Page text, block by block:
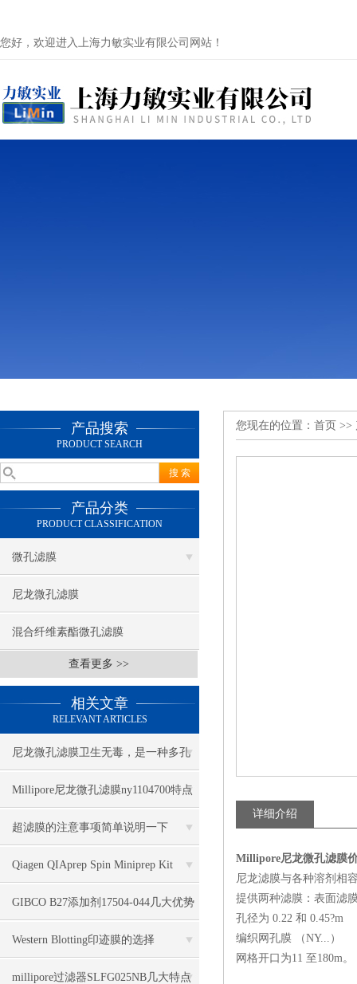
您好，欢迎进入上海力敏实业有限公司网站！
产品搜索
PRODUCT SEARCH
产品分类
PRODUCT CLASSIFICATION
微孔滤膜
尼龙微孔滤膜
混合纤维素酯微孔滤膜
查看更多 >>
相关文章
RELEVANT ARTICLES
尼龙微孔滤膜卫生无毒，是一种多孔
性的薄膜过滤材料
Millipore尼龙微孔滤膜ny1104700特点
超滤膜的注意事项简单说明一下
Qiagen QIAprep Spin Miniprep Kit
27106
GIBCO B27添加剂17504-044几大优势
Western Blotting印迹膜的选择
millipore过滤器SLFG025NB几大特点
您现在的位置： 首页 >>
详细介绍
Millipore尼龙微孔滤膜
尼龙滤膜与各种溶剂相
提供两种滤膜：表面滤
孔径为 0.22 和 0.45?m
编织网孔膜 （NY...）
网格开口为11 至180m。